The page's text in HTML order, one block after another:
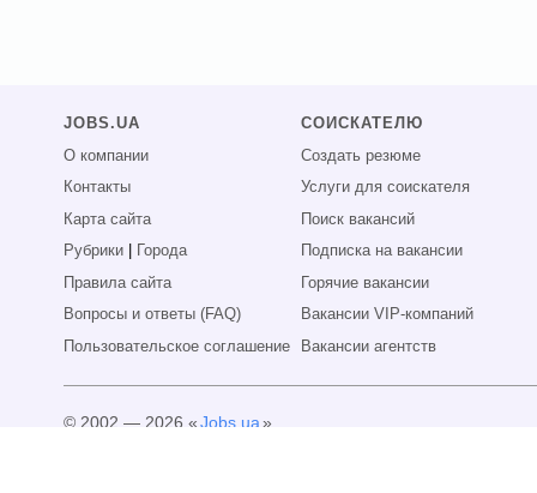
JOBS.UA
О компании
Контакты
Карта сайта
Рубрики
Города
Правила сайта
Вопросы и ответы (FAQ)
Пользовательское соглашение
СОИСКАТЕЛЮ
Создать резюме
Услуги для соискателя
Поиск вакансий
Подписка на вакансии
Горячие вакансии
Вакансии VIP-компаний
Вакансии агентств
© 2002 — 2026 «Jobs.ua»